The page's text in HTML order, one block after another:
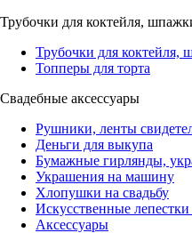
Трубочки для коктейля,
Трубочки для коктейля,
Топперы для торта
Свадебные аксессуары
Рушники, ленты
Деньги для выкупа
Бумажные гирлянды,
Украшения на машину
Хлопушки на свадьбу
Искусственные лепестки
Аксессуары